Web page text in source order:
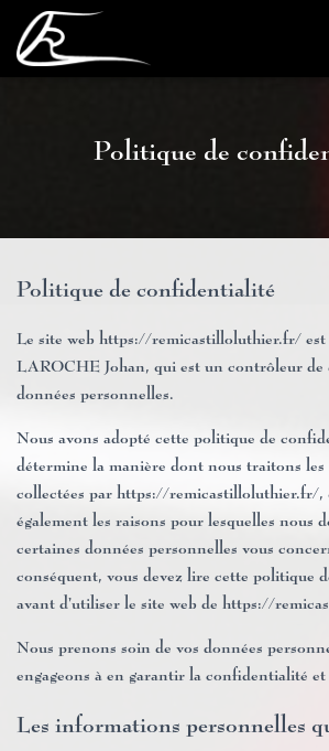
Politique de
Politique de confidentialité
Le site web https://remicastilloluthier.fr/ est
LAROCHE Johan, qui est un contrôleur de
données personnelles.
Nous avons adopté cette politique de
détermine la manière dont nous traitons
collectées par https://remicastilloluthier.fr/
également les raisons pour lesquelles nous
certaines données personnelles vous
conséquent, vous devez lire cette politique
avant d’utiliser le site web de https://
Nous prenons soin de vos données
engageons à en garantir la confidentialité et
Les informations personnelles